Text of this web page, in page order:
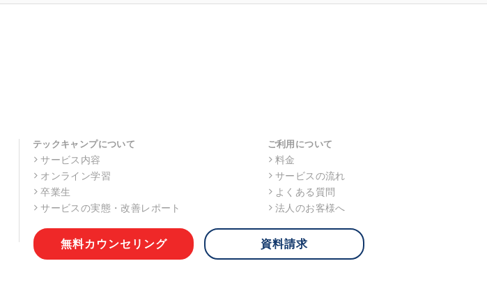
5. 個人情報取扱いの委託
当社は事業運営上、前項利用目的の範囲に限って個人情報を外部に委
託することがあります。この場合、個人情報保護水準の高い委託先を
選定し、個人情報の適正管理・機密保持についての契約を交わし、適
6. 個人情報の開示等の請求 ご本人様は、当社に対してご自身の個人
情報の開示等(利用目的の通知、開示、内容の訂正・追加・削除、利
テックキャンプについて
サービス内容
オンライン学習
卒業生
サービスの実態・改善レポート
ご利用について
料金
サービスの流れ
よくある質問
法人のお客様へ
無料カウンセリング 資料請求